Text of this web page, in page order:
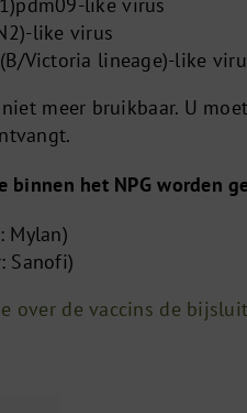
like virus
Victoria lineage)-like
meer bruikbaar. U
binnen het NPG worden
Mylan)
Sanofi)
over de vaccins de